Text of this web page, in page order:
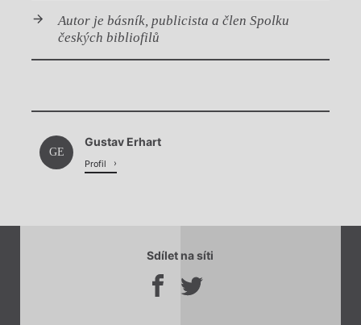
Autor je básník, publicista a člen Spolku
českých bibliofilů
Chviličku.
Načítá se.
GE
Gustav Erhart
Profil
Sdílet na síti